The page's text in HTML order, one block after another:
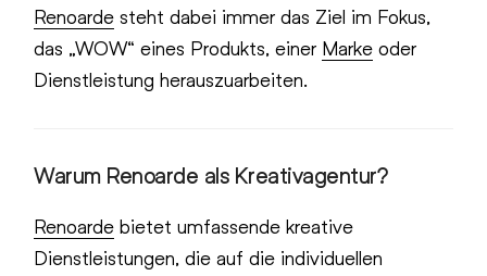
Renoarde steht dabei immer das Ziel im Fokus,
das „WOW“ eines Produkts, einer Marke oder
Dienstleistung herauszuarbeiten.
Warum Renoarde als Kreativagentur?
Renoarde bietet umfassende kreative
Dienstleistungen, die auf die individuellen